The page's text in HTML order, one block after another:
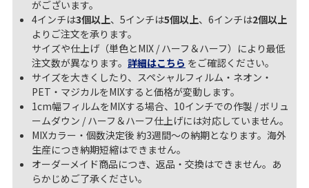
がございます。
4インチは3個以上、5インチは5個以上、6インチは2個以上
よりご注文を承ります。
サイズや仕上げ（単色とMIX / ハーフ＆ハーフ）により最低
注文数が異なります。 詳細はこちら をご確認ください。
サイズを大きくしたり、スペシャルフィルム・ネオン・
PET・マジカルをMIXすると価格が変動します。
1cm幅フィルムをMIXする場合、10インチでの作製 / ボリュ
ームダウン / ハーフ＆ハーフ仕上げには対応していません。
MIXカラー・個数決定後 約3週間～の納期となります。海外
生産につき納期短縮はできません。
オーダーメイド商品につき、返品・交換はできません。あ
らかじめご了承ください。